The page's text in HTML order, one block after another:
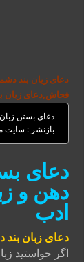
دعای زبان بند
فحاش,دعای زبان
دعای بستن
بازنشر : سایت
دعای
دهن و
ادب
دعای زبان بند
اگر خواستید